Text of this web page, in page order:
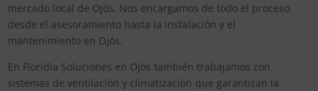
mercado local de Ojós. Nos encargamos de todo el proceso,
desde el asesoramiento hasta la instalación y el
mantenimiento en Ojós.
En Floridia Soluciones en Ojós también trabajamos con
sistemas de ventilación y climatización que garantizan la